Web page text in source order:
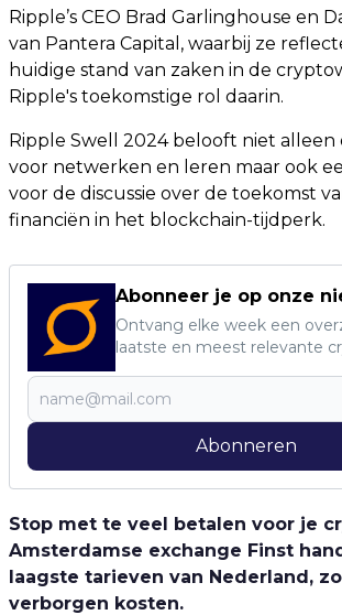
Ripple’s CEO Brad Garlinghouse en
van Pantera Capital, waarbij ze
huidige stand van zaken in de
Ripple's toekomstige rol daarin.
Ripple Swell 2024 belooft niet alleen
voor netwerken en leren maar ook
voor de discussie over de toekomst
financiën in het blockchain-tijdperk.
Abonneer je op onze
Ontvang elke week een
laatste en meest relevante
Abonneren
Stop met te veel betalen voor je
Amsterdamse exchange Finst
laagste tarieven van Nederland,
verborgen kosten.